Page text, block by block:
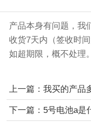
产品本身有问题，我
收货7天内（签收时
如超期限，概不处理。
上一篇： 我买的产品
下一篇： 5号电池a是